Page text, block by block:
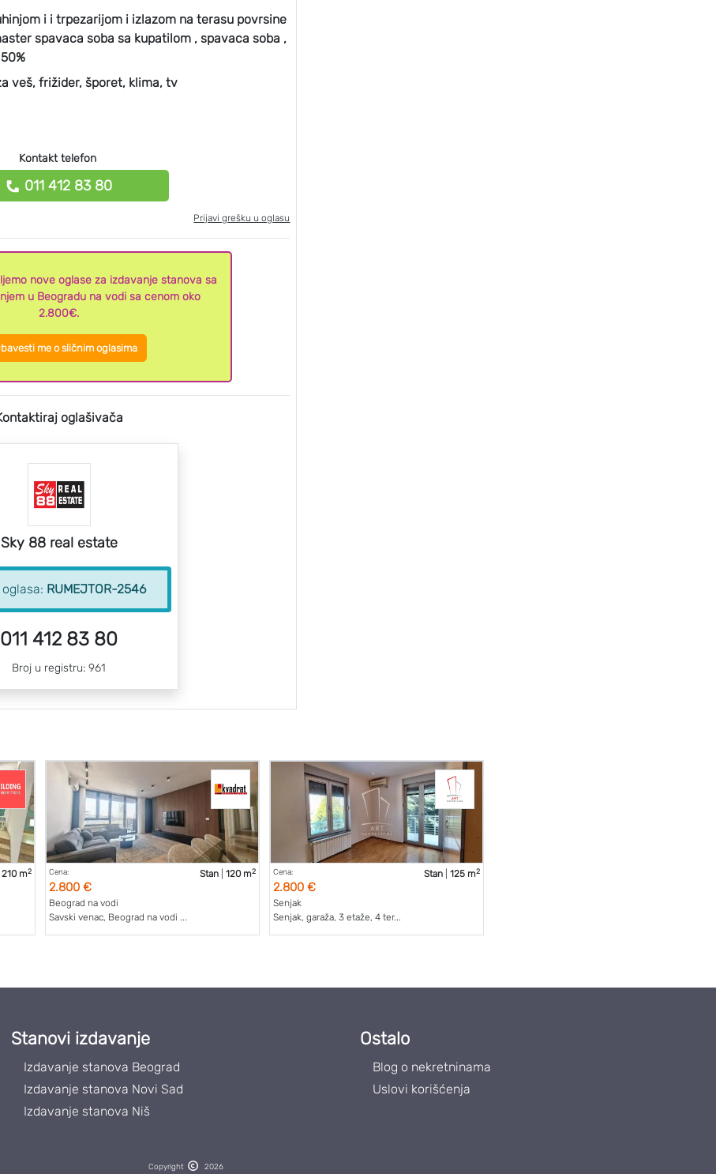
i i trpezarijom i izlazom na terasu povrsine
spavaca soba sa kupatilom , spavaca soba ,
veš, frižider, šporet, klima, tv
Kontakt telefon
011 412 83 80
Prijavi grešku u oglasu
nove oglase za izdavanje stanova sa
u Beogradu na vodi sa cenom oko
2.800€.
me o sličnim oglasima
oglašivača
Sky 88 real estate
RUMEJTOR-2546
011 412 83 80
Broj u registru: 961
210 m2 Cena:
2.800 €
Stan| 120 m2
Beograd na vodi
Savski venac, Beograd na vodi ...
Cena:
2.800 €
Stan| 125 m2
Senjak
Senjak, garaža, 3 etaže, 4 ter...
Stanovi izdavanje
Izdavanje stanova Beograd
Izdavanje stanova Novi Sad
Izdavanje stanova Niš
Ostalo
Blog o nekretninama
Uslovi korišćenja
Copyright 2026